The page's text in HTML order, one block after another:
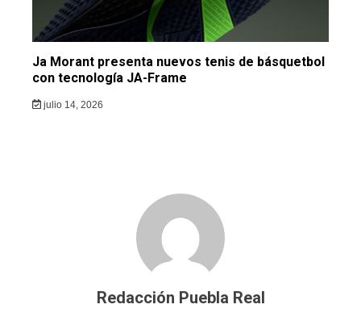
Ja Morant presenta nuevos tenis de básquetbol
con tecnología JA-Frame
julio 14, 2026
Redacción Puebla Real